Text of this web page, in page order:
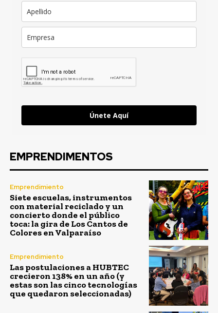
Únete Aquí
EMPRENDIMENTOS
Emprendimiento
Siete escuelas, instrumentos
con material reciclado y un
concierto donde el público
toca: la gira de Los Cantos de
Colores en Valparaíso
Emprendimiento
Las postulaciones a HUBTEC
crecieron 138% en un año (y
estas son las cinco tecnologías
que quedaron seleccionadas)